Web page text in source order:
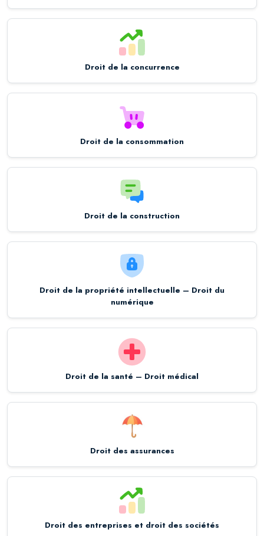
Droit de la concurrence
Droit de la consommation
Droit de la construction
Droit de la propriété intellectuelle – Droit du
numérique
Droit de la santé – Droit médical
Droit des assurances
Droit des entreprises et droit des sociétés